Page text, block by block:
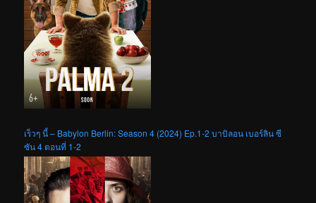
เร็วๆ นี้ – Babylon Berlin: Season 4 (2024) Ep.1-2 บาบิลอน เบอร์ลิน ซี
ซัน 4 ตอนที่ 1-2